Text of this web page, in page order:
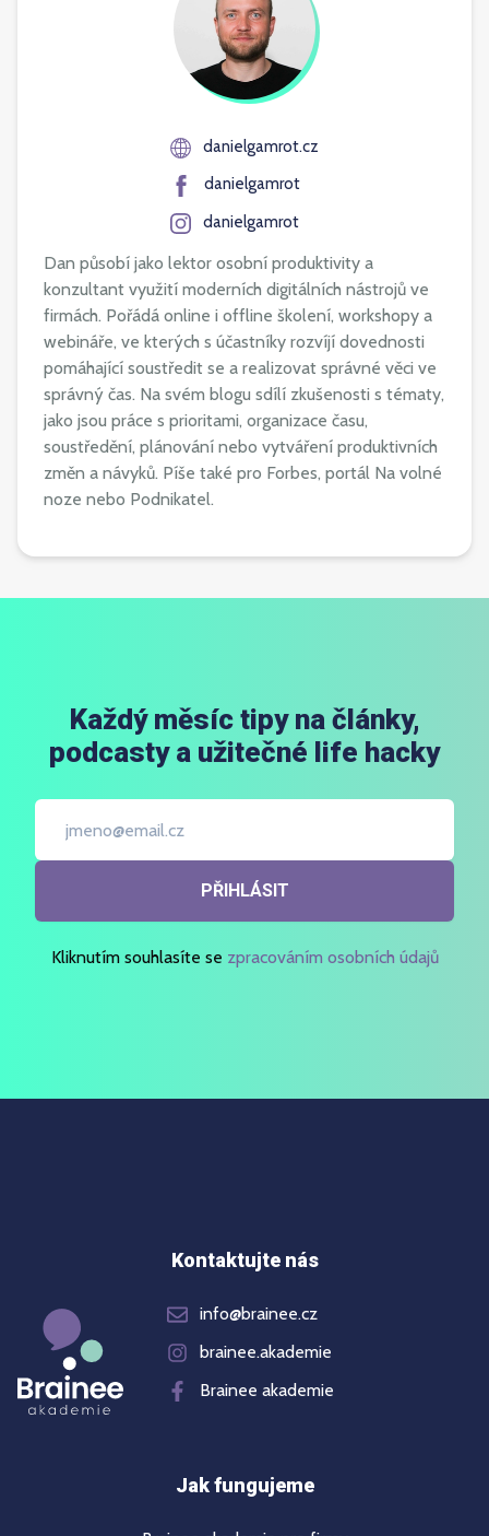
danielgamrot.cz
danielgamrot
danielgamrot
Dan působí jako lektor osobní produktivity a
konzultant využití moderních digitálních nástrojů ve
firmách. Pořádá online i offline školení, workshopy a
webináře, ve kterých s účastníky rozvíjí dovednosti
pomáhající soustředit se a realizovat správné věci ve
správný čas. Na svém blogu sdílí zkušenosti s tématy,
jako jsou práce s prioritami, organizace času,
soustředění, plánování nebo vytváření produktivních
změn a návyků. Píše také pro Forbes, portál Na volné
noze nebo Podnikatel.
Každý měsíc tipy na články,
podcasty a užitečné life hacky
PŘIHLÁSIT
Kliknutím souhlasíte se zpracováním osobních údajů
Kontaktujte nás
info@brainee.cz
brainee.akademie
Brainee akademie
Jak fungujeme